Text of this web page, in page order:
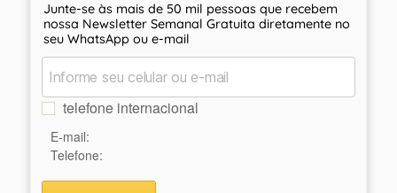
Junte-se às mais de 50 mil pessoas que recebem
nossa Newsletter Semanal Gratuita diretamente no
seu WhatsApp ou e-mail
telefone internacional
E-mail:
Telefone: